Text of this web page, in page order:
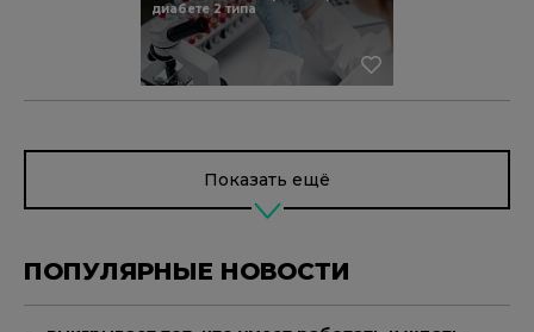
диабете 2 типа
Показать ещё
ПОПУЛЯРНЫЕ НОВОСТИ